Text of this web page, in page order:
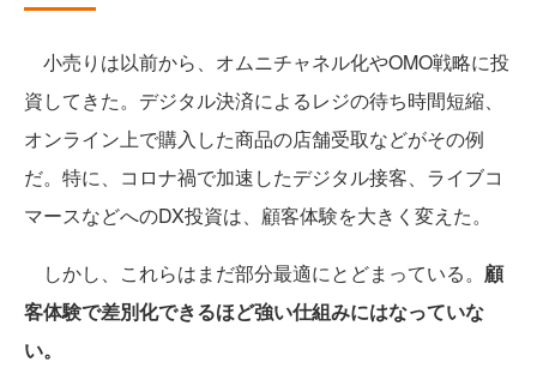
小売りは以前から、オムニチャネル化やOMO戦略に投
資してきた。デジタル決済によるレジの待ち時間短縮、
オンライン上で購入した商品の店舗受取などがその例
だ。特に、コロナ禍で加速したデジタル接客、ライブコ
マースなどへのDX投資は、顧客体験を大きく変えた。
しかし、これらはまだ部分最適にとどまっている。 顧
客体験で差別化できるほど強い仕組みにはなっていな
い。